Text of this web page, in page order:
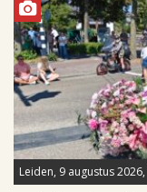
Leiden, 9 augustus